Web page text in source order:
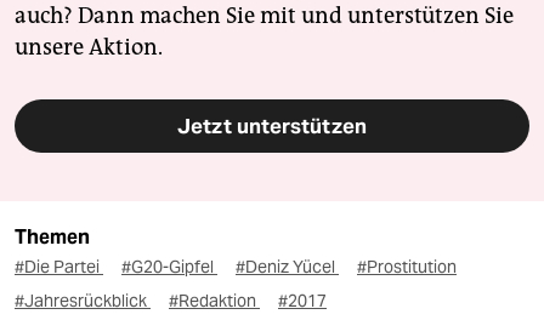
auch? Dann machen Sie mit und unterstützen Sie
unsere Aktion.
Jetzt unterstützen
Themen
#Die Partei #G20-Gipfel #Deniz Yücel
#Prostitution
#Jahresrückblick
#Redaktion #2017